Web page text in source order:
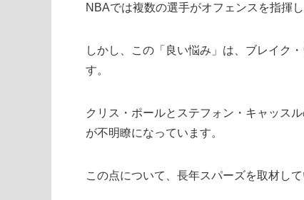
NBAでは複数の選手がオフェンスを指揮
しかし、この「良い悩み」は、ブレイク
す。
クリス・ポールとステフォン・キャッス
が不明瞭になっています。
この点について、長年スパーズを取材し